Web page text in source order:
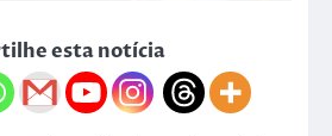
esta notícia